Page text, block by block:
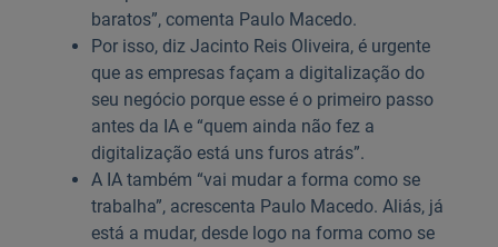
baratos”, comenta Paulo Macedo.
Por isso, diz Jacinto Reis Oliveira, é urgente
que as empresas façam a digitalização do
seu negócio porque esse é o primeiro passo
antes da IA e “quem ainda não fez a
digitalização está uns furos atrás”.
A IA também “vai mudar a forma como se
trabalha”, acrescenta Paulo Macedo. Aliás, já
está a mudar, desde logo na forma como se